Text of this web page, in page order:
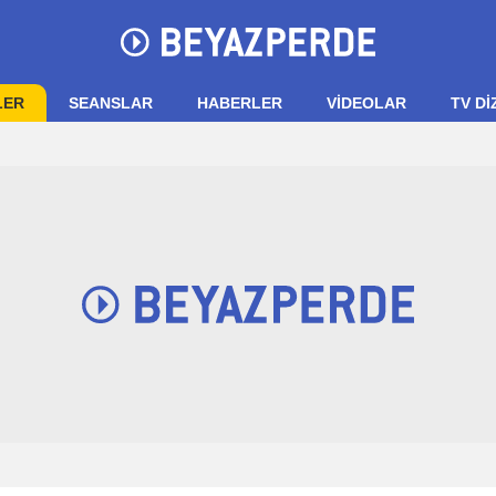
SEANSLAR HABERLER VIDEOLAR TV